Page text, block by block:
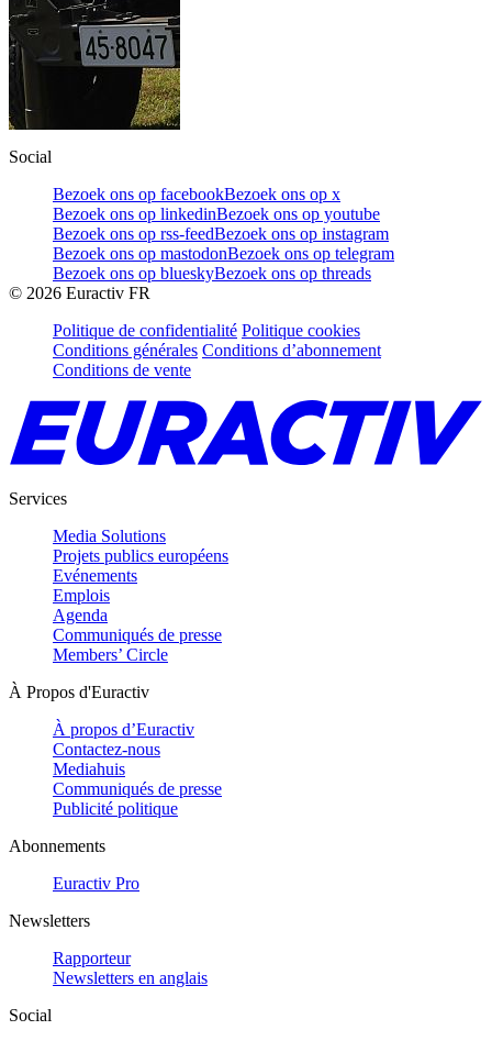
Social
Bezoek ons op facebookBezoek ons op x
Bezoek ons op linkedinBezoek ons op youtube
Bezoek ons op rss-feedBezoek ons op instagram
Bezoek ons op mastodonBezoek ons op telegram
Bezoek ons op blueskyBezoek ons op threads
© 2026 Euractiv FR
Politique de confidentialité Politique cookies
Conditions générales Conditions d’abonnement
Conditions de vente
Services
Media Solutions
Projets publics européens
Evénements
Emplois
Agenda
Communiqués de presse
Members’ Circle
À Propos d'Euractiv
À propos d’Euractiv
Contactez-nous
Mediahuis
Communiqués de presse
Publicité politique
Abonnements
Euractiv Pro
Newsletters
Rapporteur
Newsletters en anglais
Social